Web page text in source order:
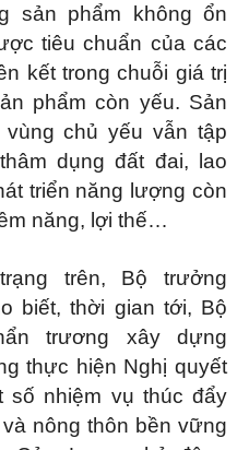
sản phẩm không ổn
tiêu chuẩn của các
kết trong chuỗi giá trị
phẩm còn yếu. Sản
chủ yếu vẫn tập
dụng đất đai, lao
triển năng lượng còn
năng, lợi thế…
trên, Bộ trưởng
biết, thời gian tới, Bộ
trương xây dựng
thực hiện Nghị quyết
số nhiệm vụ thúc đẩy
nông thôn bền vững